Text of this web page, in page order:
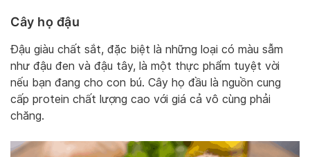
Cây họ đậu
Đậu giàu chất sắt, đặc biệt là những loại có màu sẫm
như đậu đen và đậu tây, là một thực phẩm tuyệt vời
nếu bạn đang cho con bú. Cây họ đầu là nguồn cung
cấp protein chất lượng cao với giá cả vô cùng phải
chăng.